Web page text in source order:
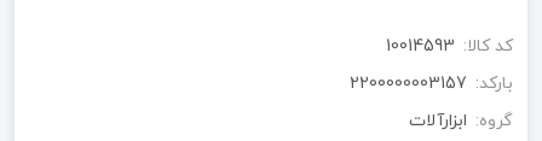
کد کالا: 10014593
بارکد: 2200000003157
گروه: ابزارآلات